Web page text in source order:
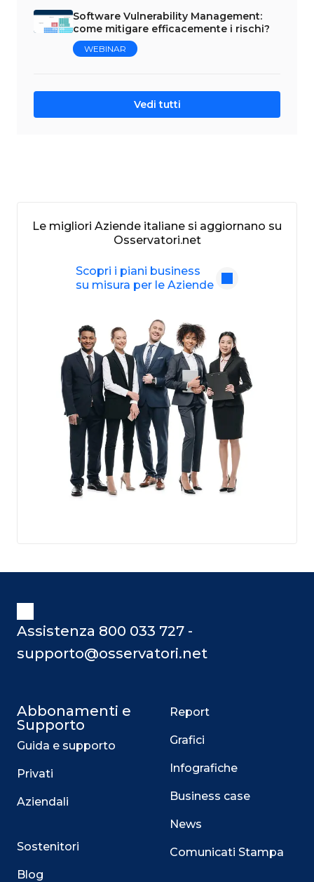
Software Vulnerability Management:
come mitigare efficacemente i rischi?
WEBINAR
Vedi tutti
Le migliori Aziende italiane si aggiornano su
Osservatori.net
Scopri i piani business
su misura per le Aziende
Assistenza 800 033 727 -
supporto@osservatori.net
Abbonamenti e
Supporto
Guida e supporto
Privati
Aziendali
Sostenitori
Blog
Report
Grafici
Infografiche
Business case
News
Comunicati Stampa